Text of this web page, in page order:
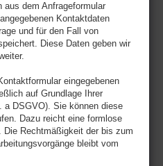
aus dem Anfrageformular
Kontaktdaten
und für den Fall von
Diese Daten geben wir
eingegebenen
auf Grundlage Ihrer
a DSGVO). Sie können diese
Dazu reicht eine formlose
Die Rechtmäßigkeit der bis zum
bleibt vom